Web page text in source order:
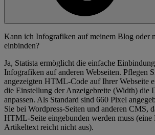
Kann ich Infografiken auf meinem Blog oder
einbinden?
Ja, Statista ermöglicht die einfache
Infografiken auf anderen Webseiten. Pflegen
angezeigten HTML-Code auf Ihrer Webseite
die Einstellung der Anzeigebreite (Width) die
anpassen. Als Standard sind 660 Pixel
Sie bei Wordpress-Seiten und anderen CMS,
HTML-Seite eingebunden werden muss (eine
Artikeltext reicht nicht aus).